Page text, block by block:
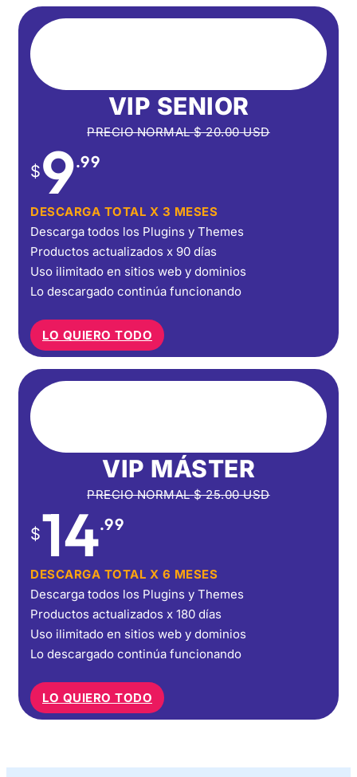
VIP SENIOR
PRECIO NORMAL$20.00USD
$9.99
DESCARGA TOTAL X 3 MESES
Descarga todos los Plugins y Themes
Productos actualizados x 90 días
Uso ilimitado en sitios web y dominios
Lo descargado continúa funcionando
LO QUIERO TODO
VIP MÁSTER
PRECIO NORMAL$25.00USD
$14.99
DESCARGA TOTAL X 6 MESES
Descarga todos los Plugins y Themes
Productos actualizados x 180 días
Uso ilimitado en sitios web y dominios
Lo descargado continúa funcionando
LO QUIERO TODO